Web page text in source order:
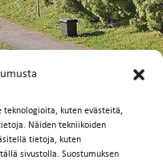
teknologioita, kuten evästeitä,
Näiden tekniikoiden
tietoja, kuten
sivustolla. Suostumuksen